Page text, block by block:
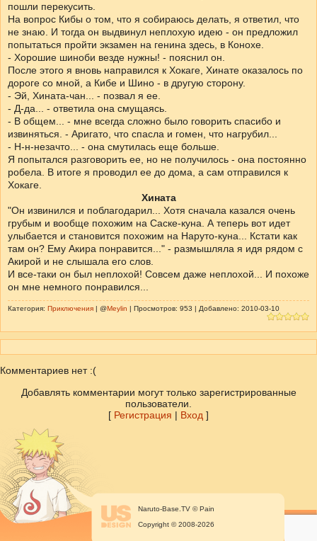
пошли перекусить.
На вопрос Кибы о том, что я собираюсь делать, я ответил, что
не знаю. И тогда он выдвинул неплохую идею - он предложил
попытаться пройти экзамен на генина здесь, в Конохе.
- Хорошие шиноби везде нужны! - пояснил он.
После этого я вновь направился к Хокаге, Хинате оказалось по
дороге со мной, а Кибе и Шино - в другую сторону.
- Эй, Хината-чан... - позвал я ее.
- Д-да... - ответила она смущаясь.
- В общем... - мне всегда сложно было говорить спасибо и
извиняться. - Аригато, что спасла и гомен, что нагрубил...
- Н-н-незачто... - она смутилась еще больше.
Я попытался разговорить ее, но не получилось - она постоянно
робела. В итоге я проводил ее до дома, а сам отправился к
Хокаге.
Хината
"Он извинился и поблагодарил... Хотя сначала казался очень
грубым и вообще похожим на Саске-куна. А теперь вот идет
улыбается и становится похожим на Наруто-куна... Кстати как
там он? Ему Акира понравится..." - размышляла я идя рядом с
Акирой и не слышала его слов.
И все-таки он был неплохой! Совсем даже неплохой... И похоже
он мне немного понравился...
Категория: Приключения | @Meylin | Просмотров: 953 | Добавлено: 2010-03-10
Комментариев нет :(
Добавлять комментарии могут только зарегистрированные
пользователи.
[ Регистрация | Вход ]
Naruto-Base.TV © Pain
Copyright © 2008-2026